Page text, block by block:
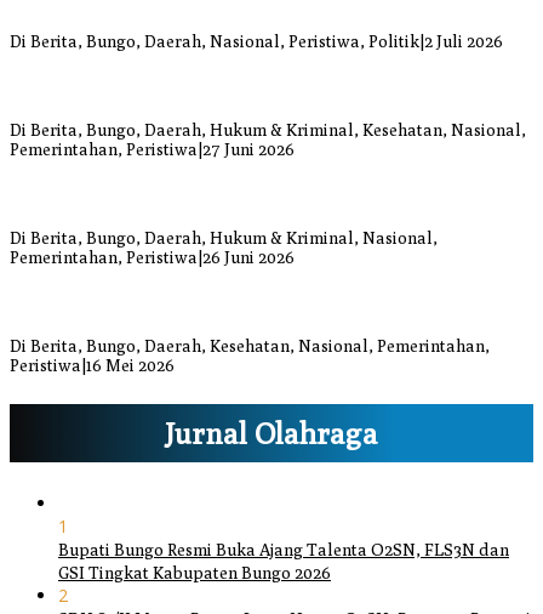
Di Berita, Bungo, Daerah, Nasional, Peristiwa, Politik|2 Juli 2026
Di Berita, Bungo, Daerah, Hukum & Kriminal, Kesehatan, Nasional,
Pemerintahan, Peristiwa 27 Juni 2026
Di Berita, Bungo, Daerah, Hukum & Kriminal, Nasional,
Pemerintahan, Peristiwa 26 Juni 2026
Di Berita, Bungo, Daerah, Kesehatan, Nasional, Pemerintahan,
Peristiwa 16 Mei 2026
Jurnal Olahraga
1
Bupati Bungo Resmi Buka Ajang Talenta O2SN, FLS3N dan
GSI Tingkat Kabupaten Bungo 2026
2